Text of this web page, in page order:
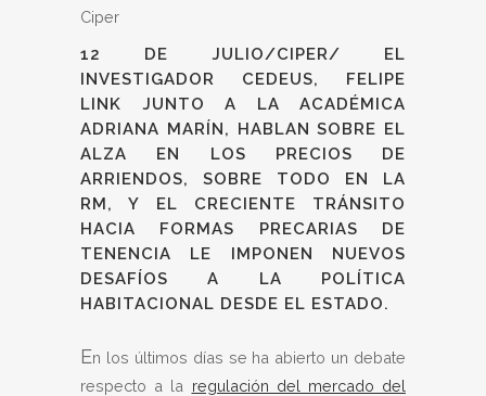
Ciper
12 DE JULIO/CIPER/ EL
INVESTIGADOR CEDEUS, FELIPE
LINK JUNTO A LA ACADÉMICA
ADRIANA MARÍN, HABLAN SOBRE EL
ALZA EN LOS PRECIOS DE
ARRIENDOS, SOBRE TODO EN LA
RM, Y EL CRECIENTE TRÁNSITO
HACIA FORMAS PRECARIAS DE
TENENCIA LE IMPONEN NUEVOS
DESAFÍOS A LA POLÍTICA
HABITACIONAL DESDE EL ESTADO.
En los últimos días se ha abierto un debate
respecto a la regulación del mercado del